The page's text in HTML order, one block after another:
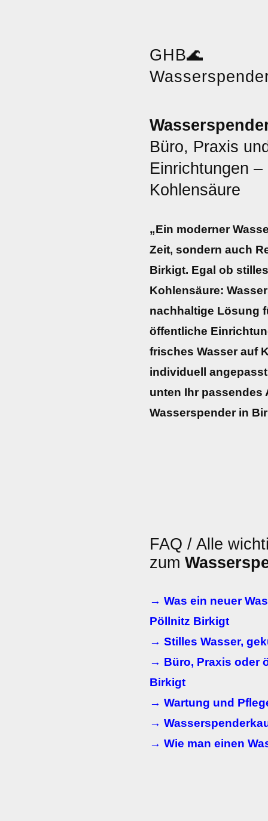
GHB🌊
Büro, Praxis
Einrichtungen
Kohlensäure
„Ein moderner
Zeit, sondern auch
Birkigt. Egal ob
Kohlensäure:
nachhaltige Lösung
öffentliche
frisches Wasser auf
individuell
unten Ihr passendes
Wasserspender in
FAQ / Alle
zum
→ Was ein neuer
Pöllnitz Birkigt
→ Stilles Wasser,
→ Büro, Praxis oder
Birkigt
→ Wartung und
→
→ Wie man einen